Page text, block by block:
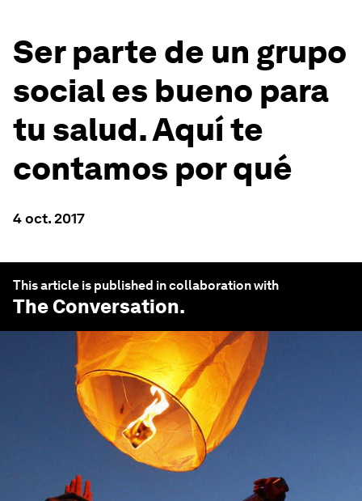
Ser parte de un grupo
social es bueno para
tu salud. Aquí te
contamos por qué
4 oct. 2017
This article is published in collaboration with
The Conversation.